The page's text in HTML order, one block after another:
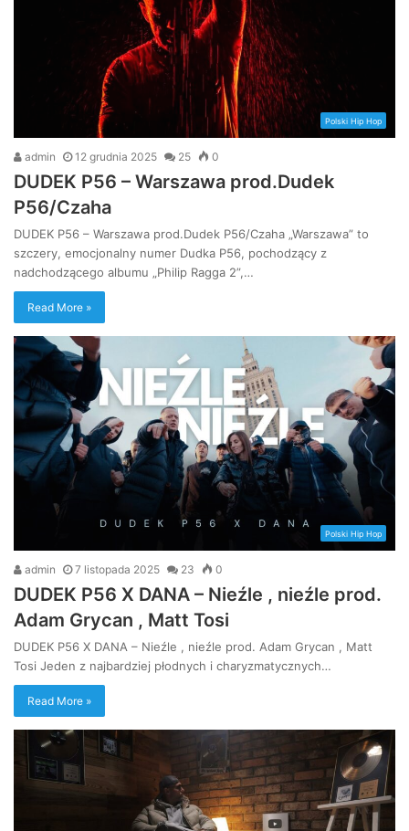
Polski Hip Hop
admin 12 grudnia 2025 25 0
DUDEK P56 – Warszawa prod.Dudek
P56/Czaha
DUDEK P56 – Warszawa prod.Dudek P56/Czaha „Warszawa” to
szczery, emocjonalny numer Dudka P56, pochodzący z
nadchodzącego albumu „Philip Ragga 2”,…
Read More »
Polski Hip Hop
admin 7 listopada 2025 23 0
DUDEK P56 X DANA – Nieźle , nieźle prod.
Adam Grycan , Matt Tosi
DUDEK P56 X DANA – Nieźle , nieźle prod. Adam Grycan , Matt
Tosi Jeden z najbardziej płodnych i charyzmatycznych…
Read More »